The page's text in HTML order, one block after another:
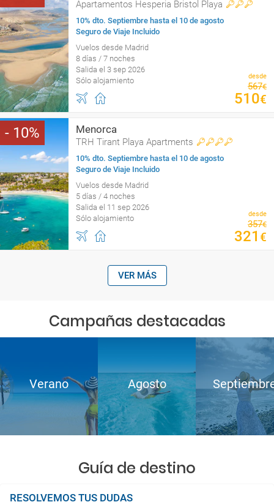
Apartamentos Hesperia Bristol Playa
10% dto. Septiembre hasta el 10 de agosto
Seguro de Viaje Incluido
Vuelos desde Madrid
8 días / 7 noches
Salida el 3 sep 2026
Sólo alojamiento
desde
567€
510€
10 Menorca
TRH Tirant Playa Apartments
10% dto. Septiembre hasta el 10 de agosto
Seguro de Viaje Incluido
Vuelos desde Madrid
5 días / 4 noches
Salida el 11 sep 2026
Sólo alojamiento
desde
357€
321 €
VER MÁS
Campañas destacadas
Verano Agosto
Guía de destino
RESOLVEMOS TUS DUDAS